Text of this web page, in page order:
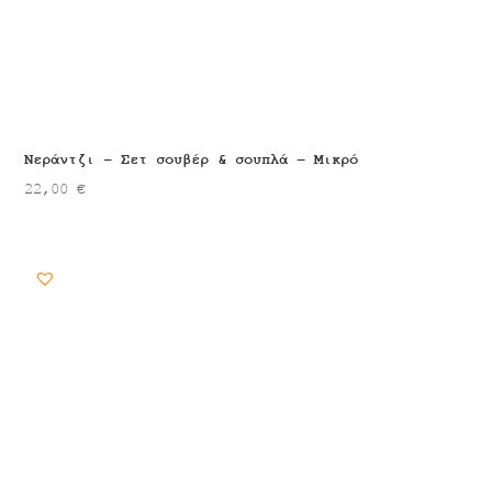
Νεράντζι – Σετ σουβέρ & σουπλά – Μικρό
22,00€